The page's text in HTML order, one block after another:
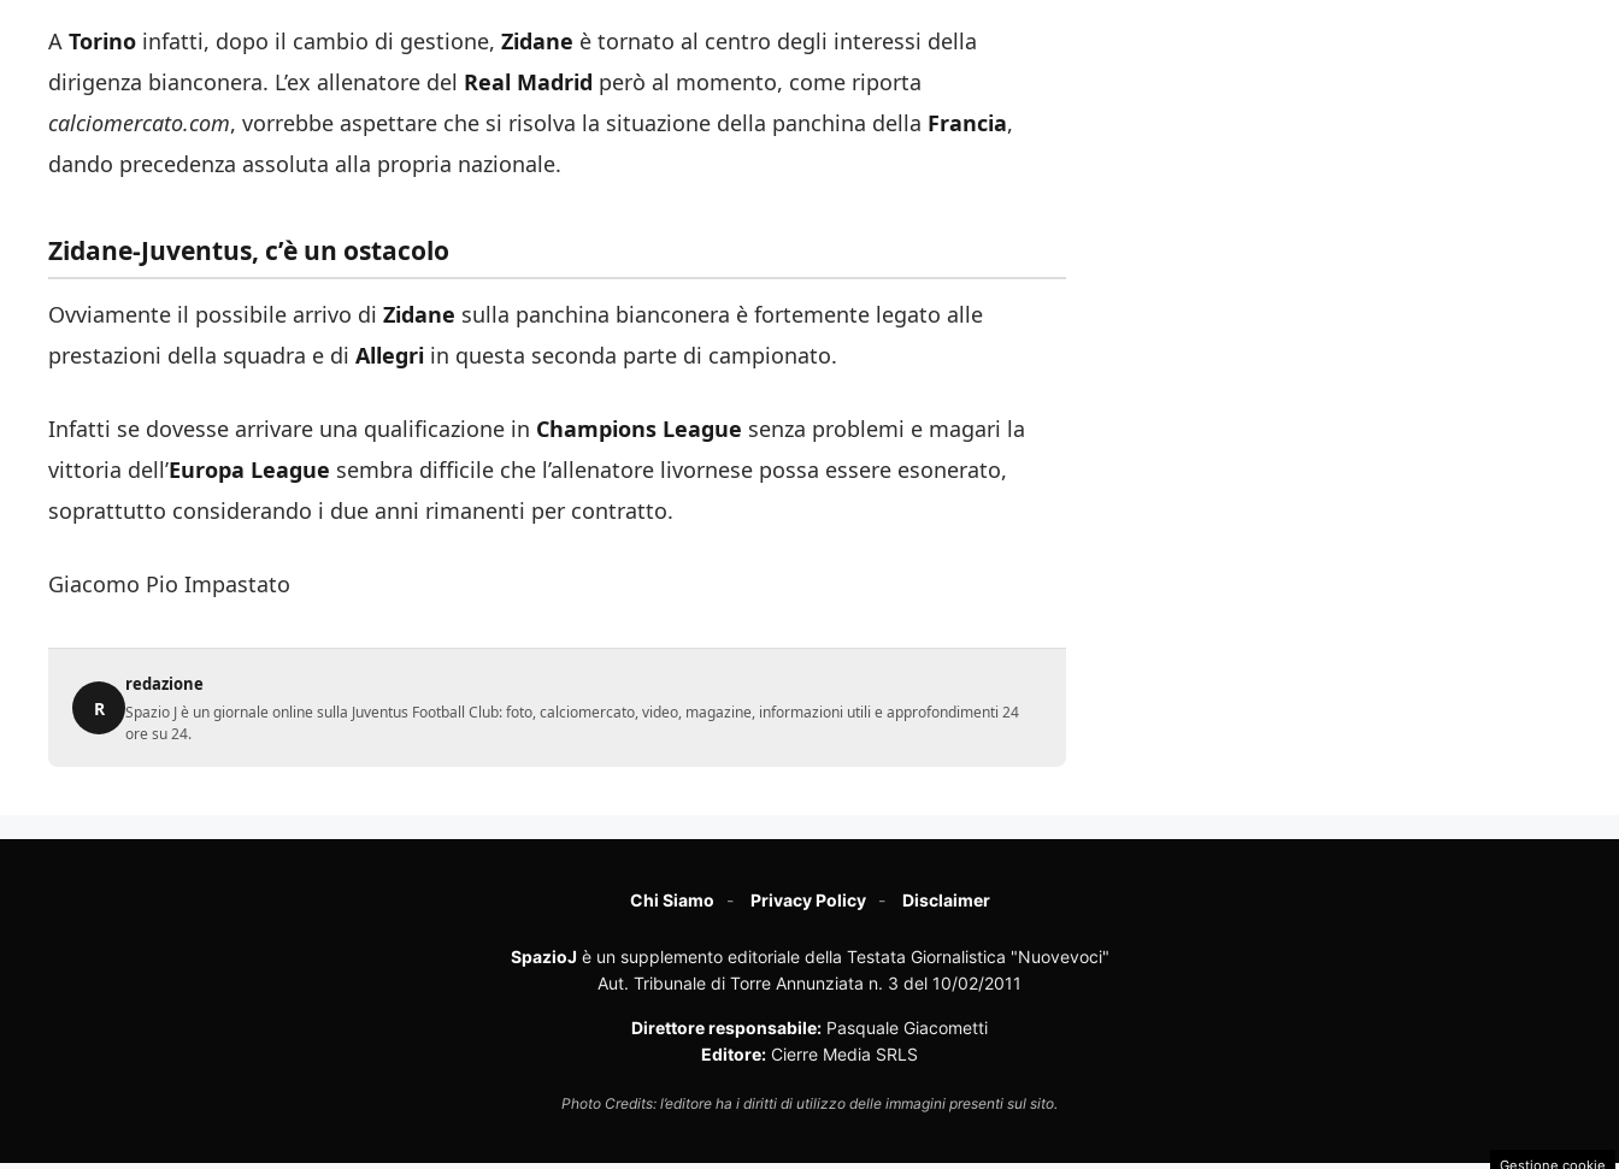
A Torino infatti, dopo il cambio di gestione, Zidane è tornato al centro degli interessi della
dirigenza bianconera. L’ex allenatore del Real Madrid però al momento, come riporta
calciomercato.com, vorrebbe aspettare che si risolva la situazione della panchina della Francia,
dando precedenza assoluta alla propria nazionale.
Zidane-Juventus, c’è un ostacolo
Ovviamente il possibile arrivo di Zidane sulla panchina bianconera è fortemente legato alle
prestazioni della squadra e di Allegri in questa seconda parte di campionato.
Infatti se dovesse arrivare una qualificazione in Champions League senza problemi e magari la
vittoria dell’Europa League sembra difficile che l’allenatore livornese possa essere esonerato,
soprattutto considerando i due anni rimanenti per contratto.
Giacomo Pio Impastato
R
redazione
Spazio J è un giornale online sulla Juventus Football Club: foto, calciomercato, video, magazine, informazioni utili e approfondimenti 24
ore su 24.
Chi Siamo Privacy Policy Disclaimer
SpazioJ è un supplemento editoriale della Testata Giornalistica "Nuovevoci"
Aut. Tribunale di Torre Annunziata n. 3 del 10/02/2011
Direttore responsabile: Pasquale Giacometti
Editore: Cierre Media SRLS
Photo Credits: l’editore ha i diritti di utilizzo delle immagini presenti sul sito.
Gestione cookie